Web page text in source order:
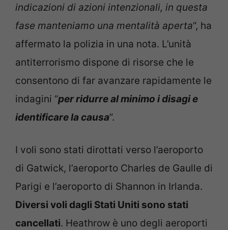
indicazioni di azioni intenzionali, in questa
fase manteniamo una mentalità aperta“, ha
affermato la polizia in una nota. L’unità
antiterrorismo dispone di risorse che le
consentono di far avanzare rapidamente le
indagini “per ridurre al minimo i disagi e
identificare la causa”.
I voli sono stati dirottati verso l’aeroporto
di Gatwick, l’aeroporto Charles de Gaulle di
Parigi e l’aeroporto di Shannon in Irlanda.
Diversi voli dagli Stati Uniti sono stati
cancellati. Heathrow è uno degli aeroporti